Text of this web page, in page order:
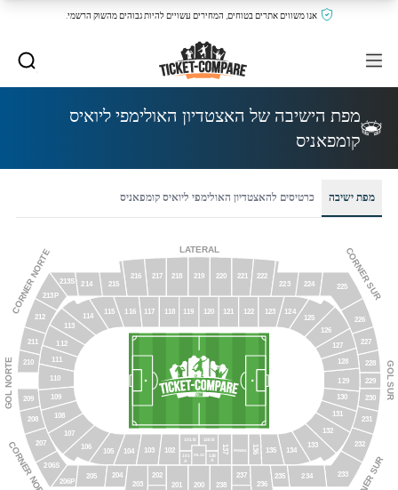
אנו משווים אתרים בטוחים, המחירים עשויים להיות גבוהים מהשוק הרשמי.
מפת הישיבה של האצטדיון האולימפי ליואיס
קומפאניס
מפת ישיבה כרטיסים להאצטדיון האולימפי ליואיס קומפאניס
101
A
101 B
102
103
104
105
106
107
108
109
110
111
112
113
114
115 116 117 118 119 120 121 122 123 124
125
126
127
128
129
130
131
132
133
134
135
136
137
138 B
138
A
PALCO
200
201
202
203
204
205
206P
206S
207
208
209
210
211
212
213P
213S 214 215
216 217 218 219 220 221 222
223 224 225
226
227
228
229
230
231
232
233
234
235
236
237
238
LATERAL CORNER SUR
GOL SUR
CORNER NORTE
CORNER NORTE
GOL NORTE